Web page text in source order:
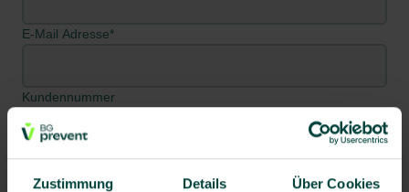
Zustimmung Details Über Cookies
E-Mail Adresse*
Kundennummer
Aktionscode